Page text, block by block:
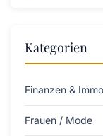
Kategorien
Finanzen &
Frauen / Mode